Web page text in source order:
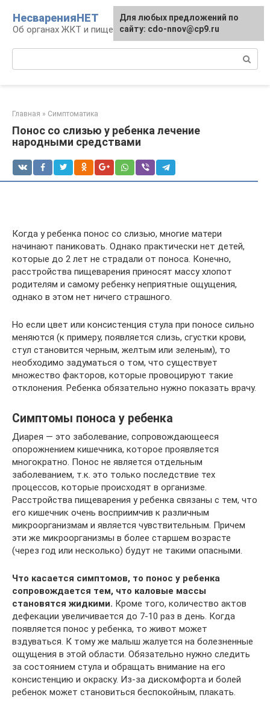
контенту
НесваренияНЕТ
Об органах ЖКТ и пищеварении
Главная » Симптоматика
Понос со слизью у ребенка лечение
народными средствами
Когда у ребенка понос со слизью, многие матери
начинают паниковать. Однако практически нет детей,
которые до 2 лет не страдали от поноса. Конечно,
расстройства пищеварения приносят массу хлопот
родителям и самому ребенку неприятные ощущения,
однако в этом нет ничего страшного.
Но если цвет или консистенция стула при поносе сильно
меняются (к примеру, появляется слизь, сгустки крови,
стул становится черным, желтым или зеленым), то
необходимо задуматься о том, что существует
множество факторов, которые провоцируют такие
отклонения. Ребенка обязательно нужно показать врачу.
Симптомы поноса у ребенка
Диарея — это заболевание, сопровождающееся
опорожнением кишечника, которое проявляется
многократно. Понос не является отдельным
заболеванием, т.к. это только последствие тех
процессов, которые происходят в организме.
Расстройства пищеварения у ребенка связаны с тем, что
его кишечник очень восприимчив к различным
микроорганизмам и является чувствительным. Причем
эти же микроорганизмы в более старшем возрасте
(через год или несколько) будут не такими опасными.
Что касается симптомов, то понос у ребенка
сопровождается тем, что каловые массы
становятся жидкими. Кроме того, количество актов
дефекации увеличивается до 7-10 раз в день. Когда
появляется понос у ребенка, то живот может
вздуваться. К тому же малыш жалуется на болезненные
ощущения в этой области. Обязательно нужно следить
за состоянием стула и обращать внимание на его
консистенцию и окраску. Из-за дискомфорта и болей
ребенок может становиться беспокойным, плакать.
Для любых предложений по
сайту: cdo-nnov@cp9.ru